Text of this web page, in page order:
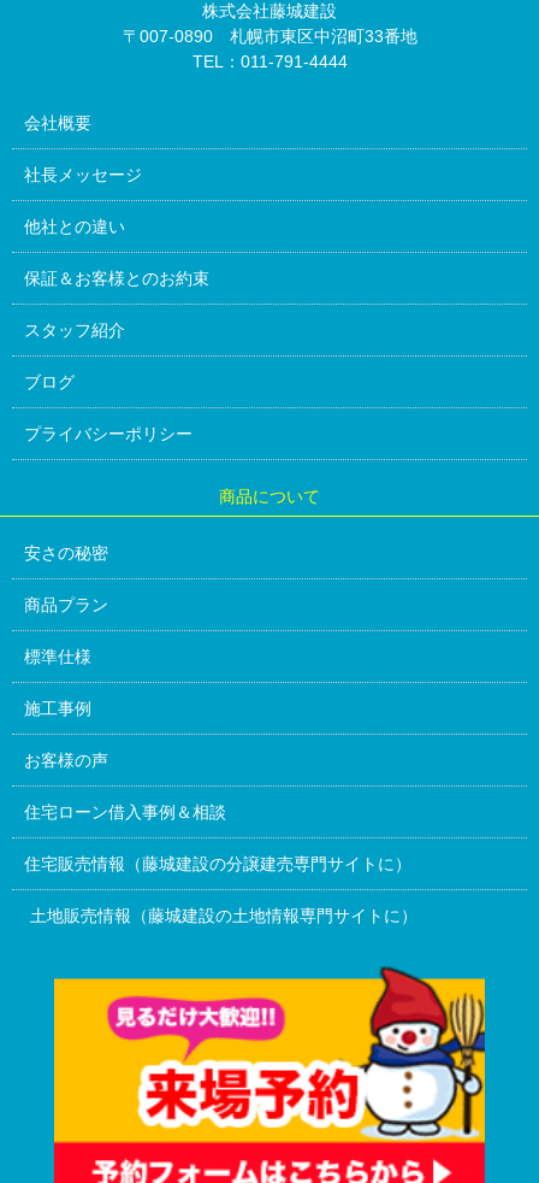
株式会社藤城建設
〒007-0890 札幌市東区中沼町33番地
TEL：011-791-4444
会社概要
社長メッセージ
他社との違い
保証＆お客様とのお約束
スタッフ紹介
ブログ
プライバシーポリシー
商品について
安さの秘密
商品プラン
標準仕様
施工事例
お客様の声
住宅ローン借入事例＆相談
住宅販売情報（藤城建設の分譲建売専門サイトに）
土地販売情報（藤城建設の土地情報専門サイトに）